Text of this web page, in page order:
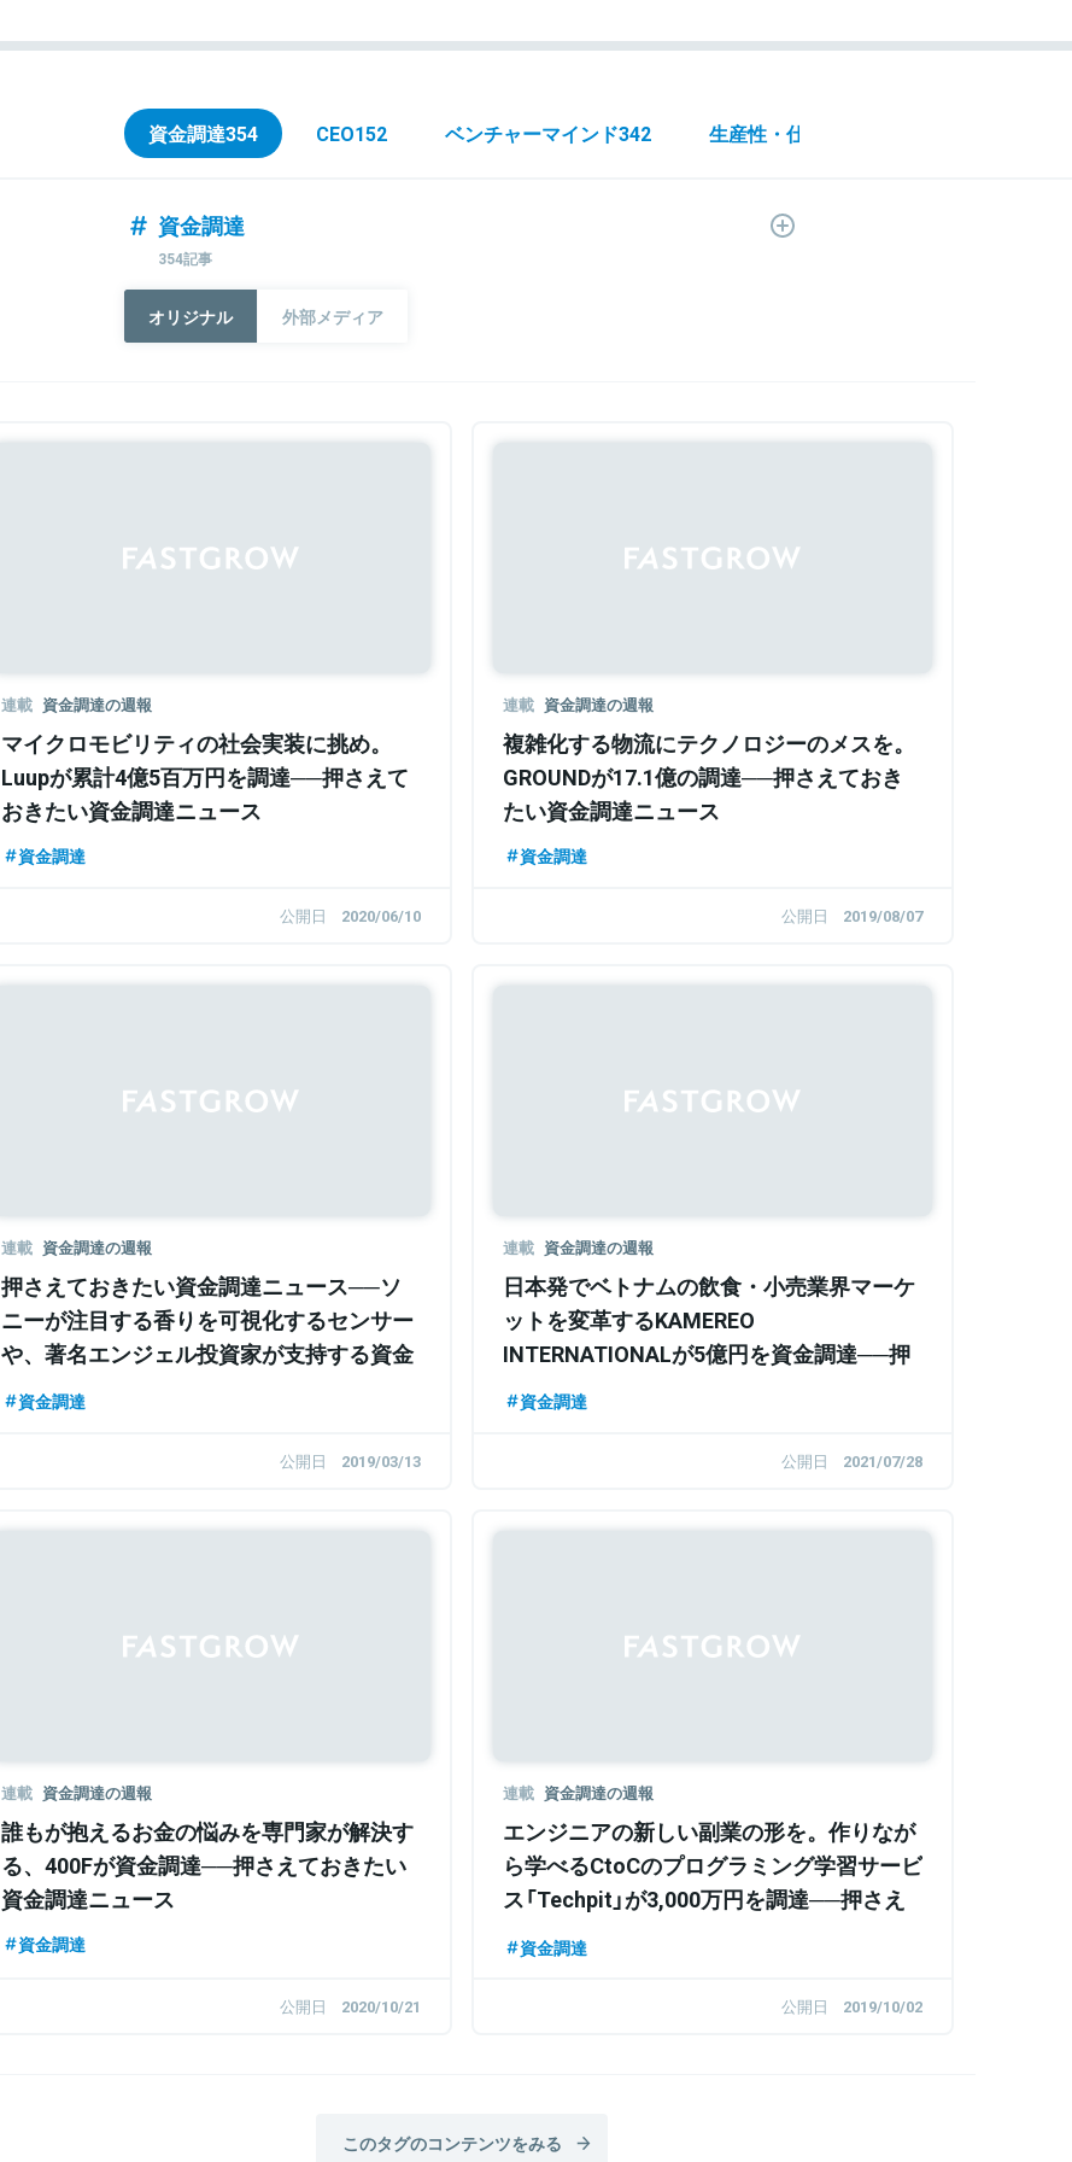
資金調達354 CEO152 ベンチャーマインド342 生産性・仕事術
資金調達
354記事
オリジナル 外部メディア
連載 資金調達の週報
マイクロモビリティの社会実装に挑め。
Luupが累計4億5百万円を調達──押さえて
おきたい資金調達ニュース
資金調達
公開日 2020/06/10
連載 資金調達の週報
複雑化する物流にテクノロジーのメスを。
GROUNDが17.1億の調達──押さえておき
たい資金調達ニュース
資金調達
公開日 2019/08/07
連載 資金調達の週報
押さえておきたい資金調達ニュース──ソ
ニーが注目する香りを可視化するセンサー
や、著名エンジェル投資家が支持する資金
調達管理プラットフォームなど
資金調達
公開日 2019/03/13
連載 資金調達の週報
日本発でベトナムの飲食・小売業界マーケ
ットを変革するKAMEREO
INTERNATIONALが5億円を資金調達──押
さえておきたい資金調達ニュース
資金調達
公開日 2021/07/28
連載 資金調達の週報
誰もが抱えるお金の悩みを専門家が解決す
る、400Fが資金調達──押さえておきたい
資金調達ニュース
資金調達
公開日 2020/10/21
連載 資金調達の週報
エンジニアの新しい副業の形を。作りなが
ら学べるCtoCのプログラミング学習サービ
ス「Techpit」が3,000万円を調達──押さえ
ておきたい資金調達ニュース
資金調達
公開日 2019/10/02
このタグのコンテンツをみる